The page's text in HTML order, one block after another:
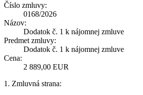
Číslo zmluvy:
0168/2026
Názov:
Dodatok č. 1 k nájomnej zmluve
Predmet zmluvy:
Dodatok č. 1 k nájomnej zmluve
Cena:
2 889,00 EUR
1. Zmluvná strana: